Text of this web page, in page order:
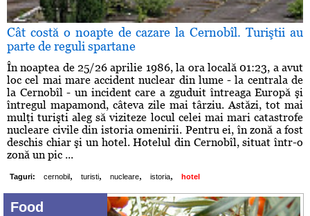
Cât costă o noapte de cazare la Cernobîl. Turiştii au
parte de reguli spartane
În noaptea de 25/26 aprilie 1986, la ora locală 01:23, a avut
loc cel mai mare accident nuclear din lume - la centrala de
la Cernobîl - un incident care a zguduit întreaga Europă şi
întregul mapamond, câteva zile mai târziu. Astăzi, tot mai
mulţi turişti aleg să viziteze locul celei mai mari catastrofe
nucleare civile din istoria omenirii. Pentru ei, în zonă a fost
deschis chiar şi un hotel. Hotelul din Cernobîl, situat într-o
zonă un pic ...
Taguri: cernobil , turisti, nucleare, istoria, hotel
Food